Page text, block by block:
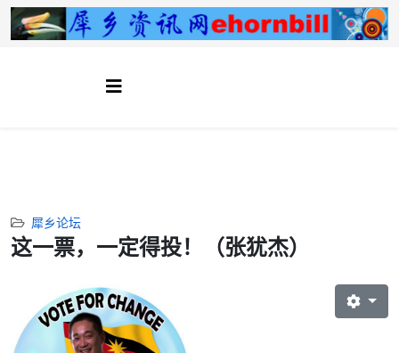
犀乡论坛
这一票，一定得投！（张犹杰）